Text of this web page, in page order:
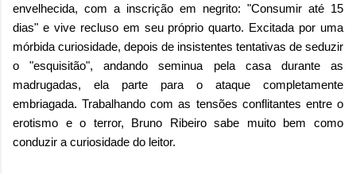
envelhecida, com a inscrição em negrito: "Consumir até 15
dias" e vive recluso em seu próprio quarto. Excitada por uma
mórbida curiosidade, depois de insistentes tentativas de seduzir
o "esquisitão", andando seminua pela casa durante as
madrugadas, ela parte para o ataque completamente
embriagada. Trabalhando com as tensões conflitantes entre o
erotismo e o terror, Bruno Ribeiro sabe muito bem como
conduzir a curiosidade do leitor.